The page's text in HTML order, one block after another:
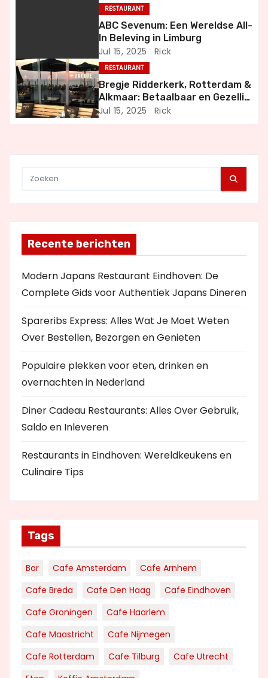
a
t
i
RESTAURANT
ABC Sevenum: Een Wereldse All-
In Beleving in Limburg
Jul 15, 2025 Rick
RESTAURANT
Bregje Ridderkerk, Rotterdam &
Alkmaar: Betaalbaar en Gezellig
Uit Eten
Jul 15, 2025 Rick
Recente berichten
Modern Japans Restaurant Eindhoven: De
Complete Gids voor Authentiek Japans Dineren
Spareribs Express: Alles Wat Je Moet Weten
Over Bestellen, Bezorgen en Genieten
Populaire plekken voor eten, drinken en
overnachten in Nederland
Diner Cadeau Restaurants: Alles Over Gebruik,
Saldo en Inleveren
Restaurants in Eindhoven: Wereldkeukens en
Culinaire Tips
Tags
Bar Cafe Amsterdam
Cafe Arnhem
Cafe Breda
Cafe Den Haag
Cafe Eindhoven
Cafe Groningen
Cafe Haarlem
Cafe Maastricht
Cafe Nijmegen
Cafe Rotterdam
Cafe Tilburg
Cafe Utrecht